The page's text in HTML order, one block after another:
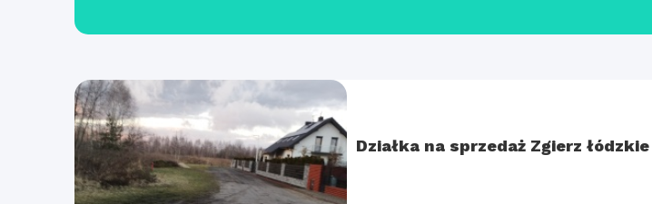
Działka na sprzedaż Zgierz łódzkie